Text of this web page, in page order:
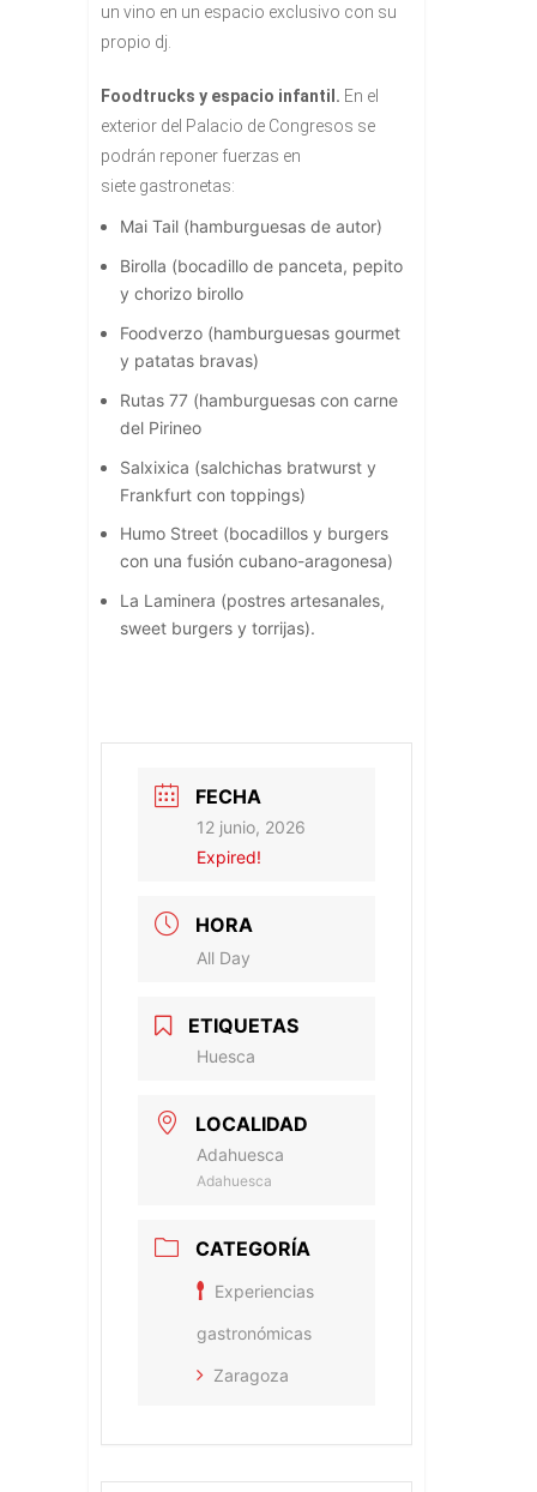
un vino en un espacio exclusivo con su
propio dj.
Foodtrucks y espacio infantil. En el
exterior del Palacio de Congresos se
podrán reponer fuerzas en
siete gastronetas:
Mai Tail (hamburguesas de autor)
Birolla (bocadillo de panceta, pepito
y chorizo birollo
Foodverzo (hamburguesas gourmet
y patatas bravas)
Rutas 77 (hamburguesas con carne
del Pirineo
Salxixica (salchichas bratwurst y
Frankfurt con toppings)
Humo Street (bocadillos y burgers
con una fusión cubano-aragonesa)
La Laminera (postres artesanales,
sweet burgers y torrijas).
FECHA
12 junio, 2026
Expired!
HORA
All Day
ETIQUETAS
Huesca
LOCALIDAD
Adahuesca
Adahuesca
CATEGORÍA
Experiencias
gastronómicas
Zaragoza